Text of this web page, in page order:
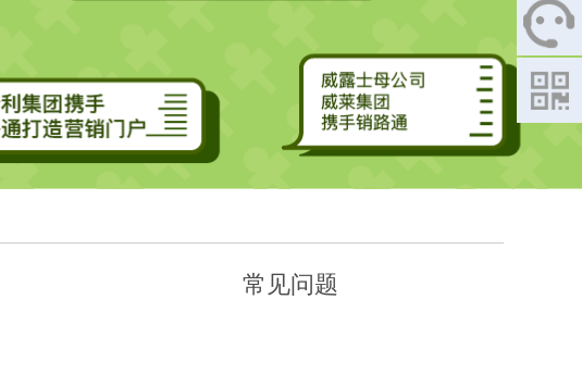
常见问题
020 -
8551 8567